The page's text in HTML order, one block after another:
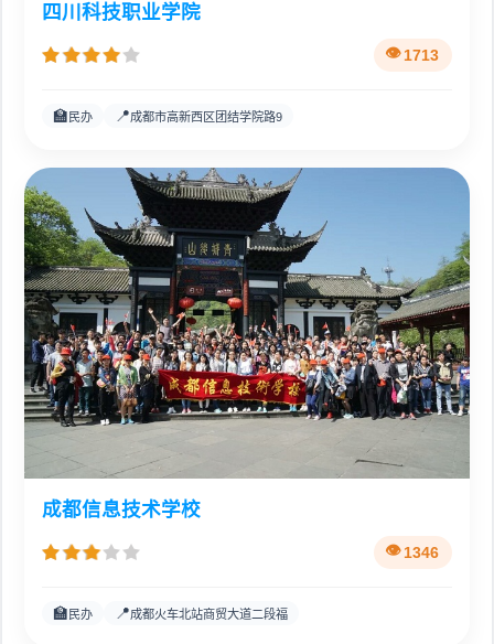
四川科技职业学院
1713
🏫 民办 📍成都市高新西区团结学院路9
成都信息技术学校
1346
🏫 民办 📍成都火车北站商贸大道二段福